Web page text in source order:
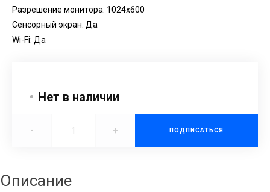
Разрешение монитора: 1024х600
Сенсорный экран: Да
Wi-Fi: Да
Нет в наличии
- + ПОДПИСАТЬСЯ
Описание